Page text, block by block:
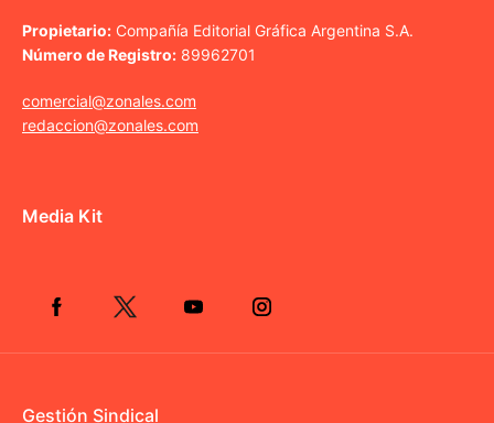
Propietario: Compañía Editorial Gráfica Argentina S.A.
Número de Registro: 89962701
comercial@zonales.com
redaccion@zonales.com
Media Kit
Gestión Sindical